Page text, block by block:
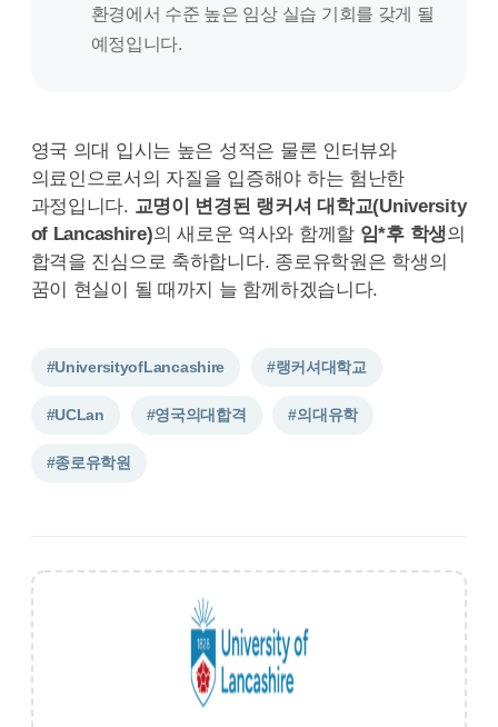
환경에서 수준 높은 임상 실습 기회를 갖게 될
예정입니다.
영국 의대 입시는 높은 성적은 물론 인터뷰와
의료인으로서의 자질을 입증해야 하는 험난한
과정입니다. 교명이 변경된 랭커셔 대학교(University
of Lancashire)의 새로운 역사와 함께할 임*후 학생의
합격을 진심으로 축하합니다. 종로유학원은 학생의
꿈이 현실이 될 때까지 늘 함께하겠습니다.
#UniversityofLancashire #랭커셔대학교
#UCLan #영국의대합격 #의대유학
#종로유학원